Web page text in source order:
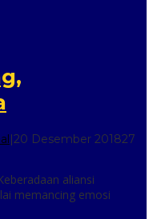
|20 Desember 201827
aliansi
memancing emosi